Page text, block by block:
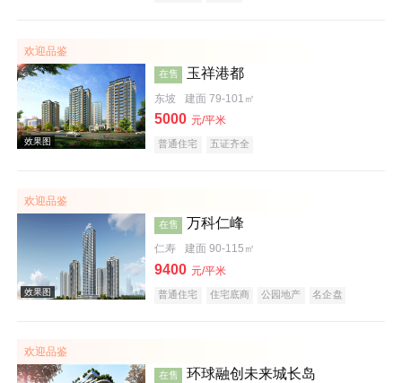
效果图
效果图
欢迎品鉴
在售 玉祥港都
东坡 建面 79-101㎡
5000 元/平米
普通住宅 五证齐全
欢迎品鉴
在售 万科仁峰
仁寿 建面 90-115㎡
9400 元/平米
普通住宅 住宅底商 公园地产 名企盘
欢迎品鉴
在售 环球融创未来城长岛